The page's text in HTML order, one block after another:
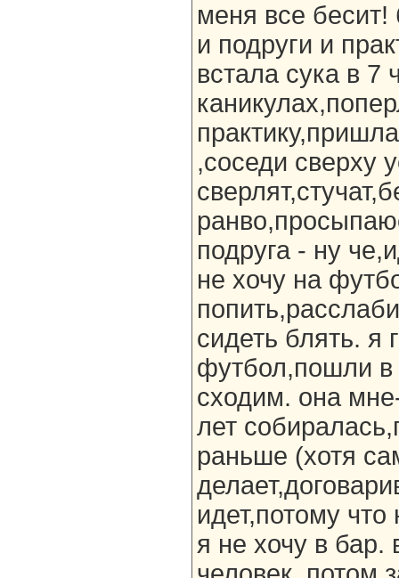
меня все бесит!
и подруги и
встала сука в 7
,соседи сверху
подруга - ну
не хочу на
сидеть блять. я
футбол,пошли в
сходим. она
лет
раньше (хотя
идет,потому
я не хочу в бар.